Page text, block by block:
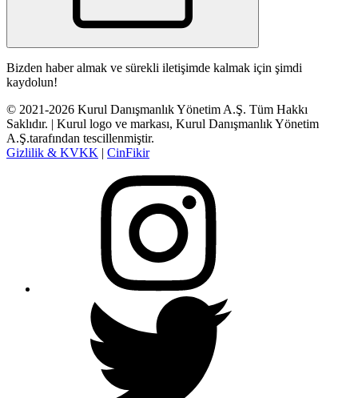
Bizden haber almak ve sürekli iletişimde kalmak için şimdi
kaydolun!
© 2021-2026 Kurul Danışmanlık Yönetim A.Ş. Tüm Hakkı
Saklıdır. | Kurul logo ve markası, Kurul Danışmanlık Yönetim
A.Ş.tarafından tescillenmiştir.
Gizlilik & KVKK | CinFikir